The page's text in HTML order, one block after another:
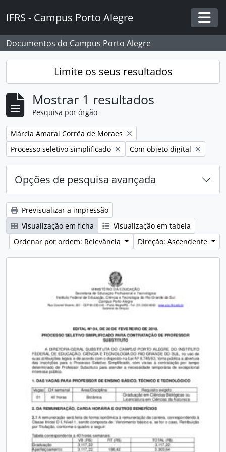
IFRS - Campus Porto Alegre
Documentos do Campus Porto Alegre
Limite os seus resultados
Mostrar 1 resultados
Pesquisa por órgão
Remover filtro:
Márcia Amaral Corrêa de Moraes
Remover filtro:
Processo seletivo simplificado Remover filtro:
Com objeto digital
Opções de pesquisa avançada
Previsualizar a impressão
Visualização em ficha
Visualização em tabela
Ordenar por ordem: Relevância
Direção: Ascendente